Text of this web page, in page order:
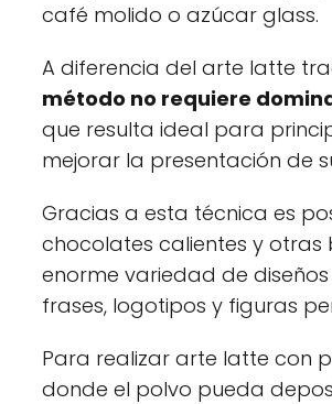
café molido o azúcar glass.
A diferencia del arte latte
método no requiere
que resulta ideal para
mejorar la presentación de
Gracias a esta técnica es
chocolates calientes y otras
enorme variedad de
frases, logotipos y figuras
Para realizar arte latte con
donde el polvo pueda